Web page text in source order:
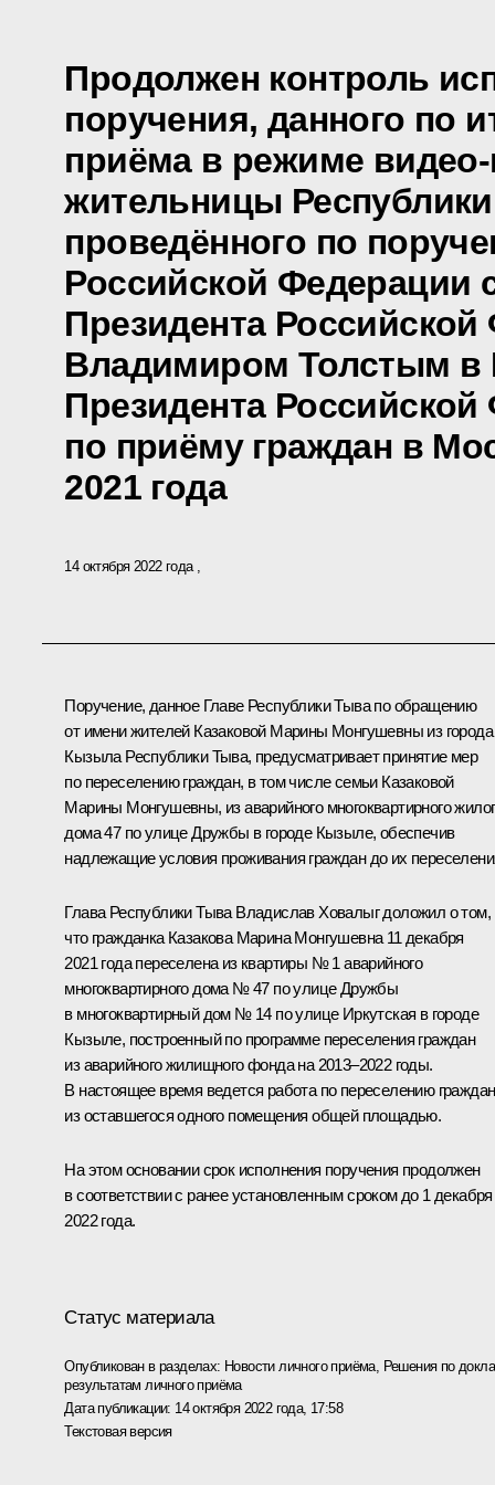
Продолжен контроль
поручения, данного по
приёма в режиме
жительницы
проведённого по
Российской Федерации
Президента
Владимиром Толстым в
Президента
по приёму граждан в
2021 года
14 октября 2022 года
Поручение, данное Главе Республики Тыва по обращению
от имени жителей Казаковой Марины Монгушевны из города
Кызыла Республики Тыва, предусматривает принятие мер
по переселению граждан, в том числе семьи Казаковой
Марины Монгушевны, из аварийного многоквартирного
дома 47 по улице Дружбы в городе Кызыле, обеспечив
надлежащие условия проживания граждан до их
Глава Республики Тыва Владислав Ховалыг доложил о том,
что гражданка Казакова Марина Монгушевна 11 декабря
2021 года переселена из квартиры № 1 аварийного
многоквартирного дома № 47 по улице Дружбы
в многоквартирный дом № 14 по улице Иркутская в городе
Кызыле, построенный по программе переселения граждан
из аварийного жилищного фонда на 2013–2022 годы.
В настоящее время ведется работа по переселению граждан
из оставшегося одного помещения общей площадью.
На этом основании срок исполнения поручения продолжен
в соответствии с ранее установленным сроком до 1 декабря
2022 года.
Статус материала
Опубликован в разделах: Новости личного приёма, Решения по
результатам личного приёма
Дата публикации: 14 октября 2022 года, 17:58
Текстовая версия